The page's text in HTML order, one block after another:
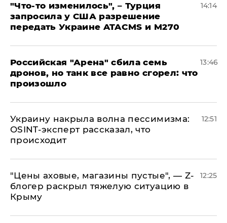
​"Что-то изменилось", – Турция
запросила у США разрешение
передать Украине ATACMS и M270
14:14
​Российская "Арена" сбила семь
дронов, но танк все равно сгорел: что
произошло
13:46
​Украину накрыла волна пессимизма:
OSINT-эксперт рассказал, что
происходит
12:51
​"Цены аховые, магазины пустые", — Z-
блогер раскрыл тяжелую ситуацию в
Крыму
12:25